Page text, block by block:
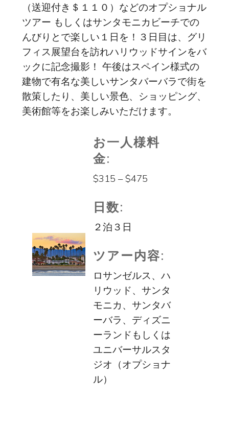
（送迎付き＄１１０）などのオプショナル
ツアー もしくはサンタモニカビーチでの
んびりとで楽しい１日を！３日目は、グリ
フィス展望台を訪れハリウッドサインをバ
ックに記念撮影！ 午後はスペイン様式の
建物で有名な美しいサンタバーバラで街を
散策したり、美しい景色、ショッピング、
美術館等をお楽しみいただけます。
お一人様料
金:
$315 – $475
日数:
２泊３日
ツアー内容:
ロサンゼルス、ハ
リウッド、サンタ
モニカ、サンタバ
ーバラ、ディズニ
ーランドもしくは
ユニバーサルスタ
ジオ（オプショナ
ル）